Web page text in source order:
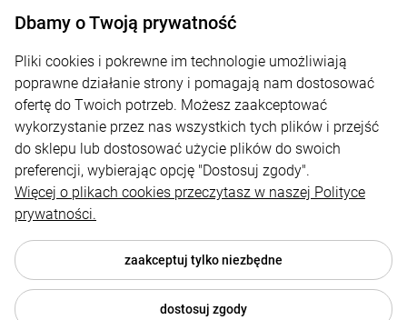
sklep@reklamydrukarnia.pl
Moje konto
Płatności i dostawa
Informacje
Dbamy o Twoją prywatność
Pliki cookies i pokrewne im technologie umożliwiają
poprawne działanie strony i pomagają nam dostosować
ofertę do Twoich potrzeb. Możesz zaakceptować
wykorzystanie przez nas wszystkich tych plików i przejść
do sklepu lub dostosować użycie plików do swoich
preferencji, wybierając opcję "Dostosuj zgody".
Więcej o plikach cookies przeczytasz w naszej Polityce
prywatności.
zaakceptuj tylko niezbędne
dostosuj zgody